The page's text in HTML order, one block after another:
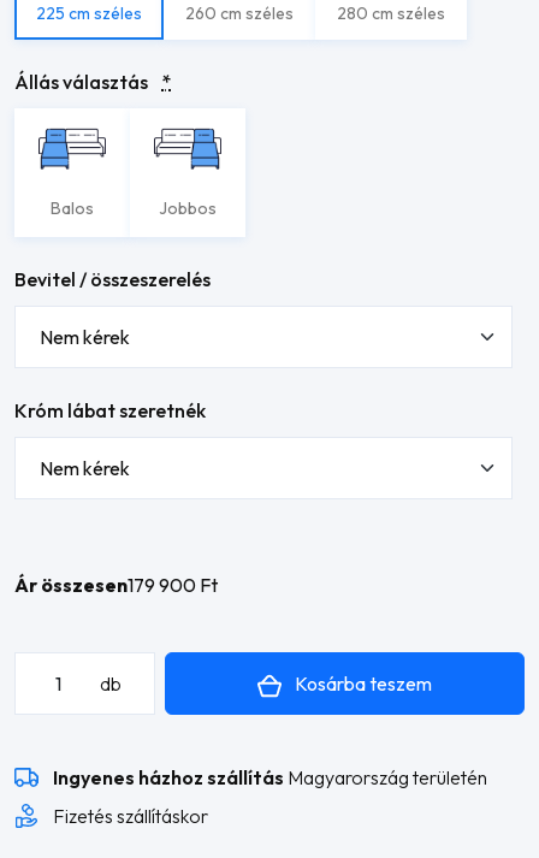
225 cm széles 260 cm széles 280 cm széles
Állás választás *
Balos Jobbos
Bevitel / összeszerelés
Króm lábat szeretnék
Ár összesen179 900 Ft
mennyiség
db Kosárba teszem
Ingyenes házhoz szállítás Magyarország területén
Fizetés szállításkor